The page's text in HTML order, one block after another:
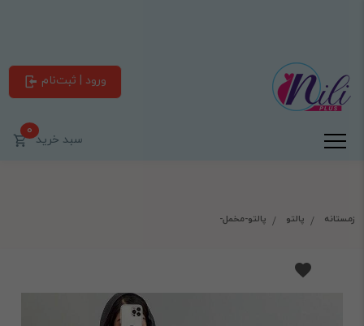
ورود | ثبت‌نام
سبد خرید0
زمستانه پالتو پالتو-مخمل-